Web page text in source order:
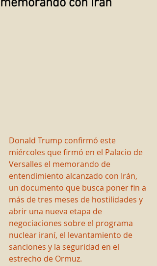
memorando con Irán
Donald Trump confirmó este
miércoles que firmó en el Palacio de
Versalles el memorando de
entendimiento alcanzado con Irán,
un documento que busca poner fin a
más de tres meses de hostilidades y
abrir una nueva etapa de
negociaciones sobre el programa
nuclear iraní, el levantamiento de
sanciones y la seguridad en el
estrecho de Ormuz.